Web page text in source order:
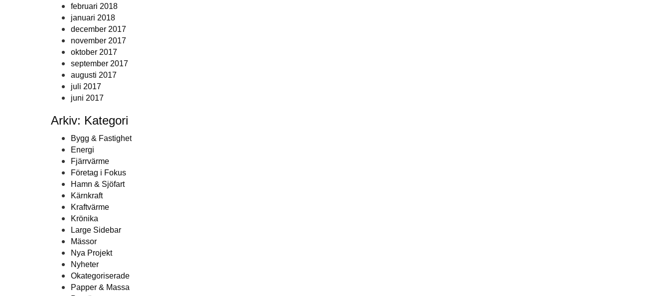
februari 2018
januari 2018
december 2017
november 2017
oktober 2017
september 2017
augusti 2017
juli 2017
juni 2017
Arkiv: Kategori
Bygg & Fastighet
Energi
Fjärrvärme
Företag i Fokus
Hamn & Sjöfart
Kärnkraft
Kraftvärme
Krönika
Large Sidebar
Mässor
Nya Projekt
Nyheter
Okategoriserade
Papper & Massa